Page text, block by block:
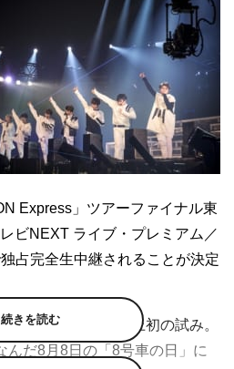
Express」ツアーファイナル東
ビNEXT ライブ・プレミアム／
占完全生中継されることが決定
生中継は超特急史上初の試み。
んだ8月8日の「8号車の日」に
続きを読む